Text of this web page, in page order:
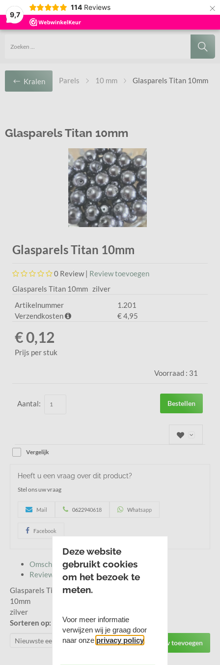
9,7
114 Reviews ×
Kralen Parels 10 mm Glasparels Titan 10mm
Glasparels Titan 10mm
Glasparels Titan 10mm
0 Review | Review toevoegen
Glasparels Titan 10mm zilver
Artikelnummer
1.201
Verzendkosten
€ 4,95
€ 0,12
Prijs per stuk
Voorraad : 31
Aantal: Bestellen
Vergelijk
Heeft u een vraag over dit product?
Stel ons uw vraag
Mail 0622940618 Whatsapp
Facebook
Omschrijving
Reviews
Glasparels Titan
10mm
zilver
Sorteren op:
Review toevoegen
Deze website
gebruikt cookies
om het bezoek te
meten.
Voor meer informatie
verwijzen wij je graag door
naar onze privacy policy.